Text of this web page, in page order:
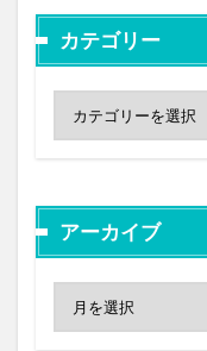
カテゴリー
アーカイブ